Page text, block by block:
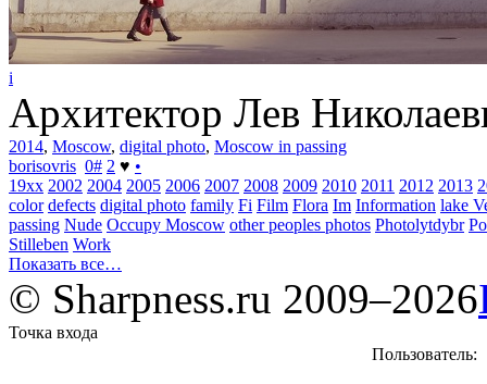
i
Архитектор Лев
2014, Moscow, digital photo, Moscow in passing
borisovris 0# 2 ♥ •
19xx 2002 2004 2005 2006 2007 2008 2009 2010 2011 2012 2013
color defects digital photo family Fi Film Flora Im Information lake
passing Nude Occupy Moscow other peoples photos Photolytdybr
Stilleben Work
Показать все…
© Sharpness.ru 2009–2026
Точка входа
Пользователь: